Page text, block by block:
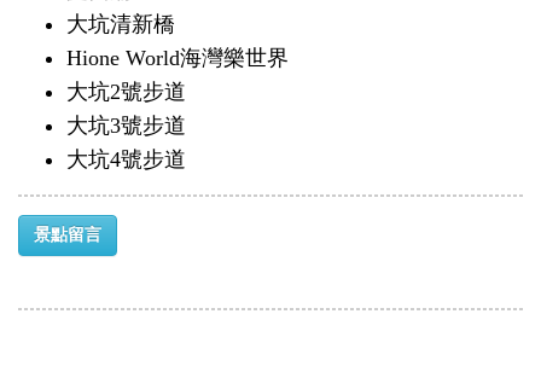
大坑清新橋
Hione World海灣樂世界
大坑2號步道
大坑3號步道
大坑4號步道
景點留言